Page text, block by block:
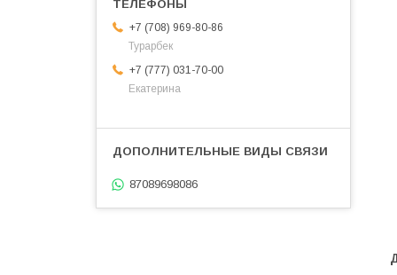
+7 (708) 969-80-86
Турарбек
+7 (777) 031-70-00
Екатерина
87089698086